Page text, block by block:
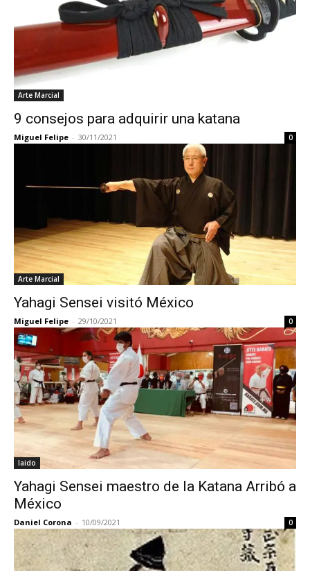
Arte Marcial
9 consejos para adquirir una katana
Miguel Felipe - 30/11/2021 0
Arte Marcial
Yahagi Sensei visitó México
Miguel Felipe - 29/10/2021 0
Iaido
Yahagi Sensei maestro de la Katana Arribó a
México
Daniel Corona - 10/09/2021 0